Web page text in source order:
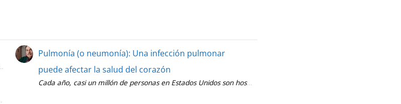
respirar sabe lo aterradora que puede ser la experiencia. A veces la gente piensa que los problemas respiratorios son
para la mente o el cuerpo. Desconéctese y relájese. ¡Póngase los tenis y haga ejercicio! Con solo 150 minutos de
Pulmonía (o neumonía): Una infección pulmonar
puede afectar la salud del corazón
Cada año, casi un millón de personas en Estados Unidos son hospitalizadas por pulmonía. Además de